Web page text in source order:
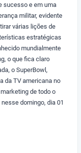
sucesso e em uma
militar, evidente
várias lições de
estratégicas
mundialmente
o que fica claro
o SuperBowl,
da TV americana no
de todo o
domingo, dia 01